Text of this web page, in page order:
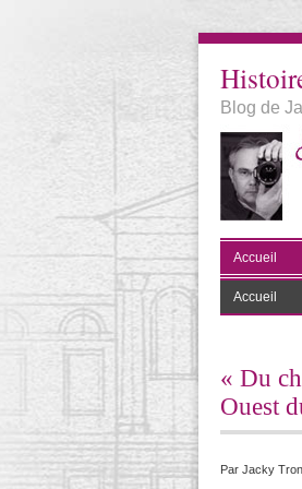
Blog de
Accueil
Accueil
« Du
Ouest
Par Jacky